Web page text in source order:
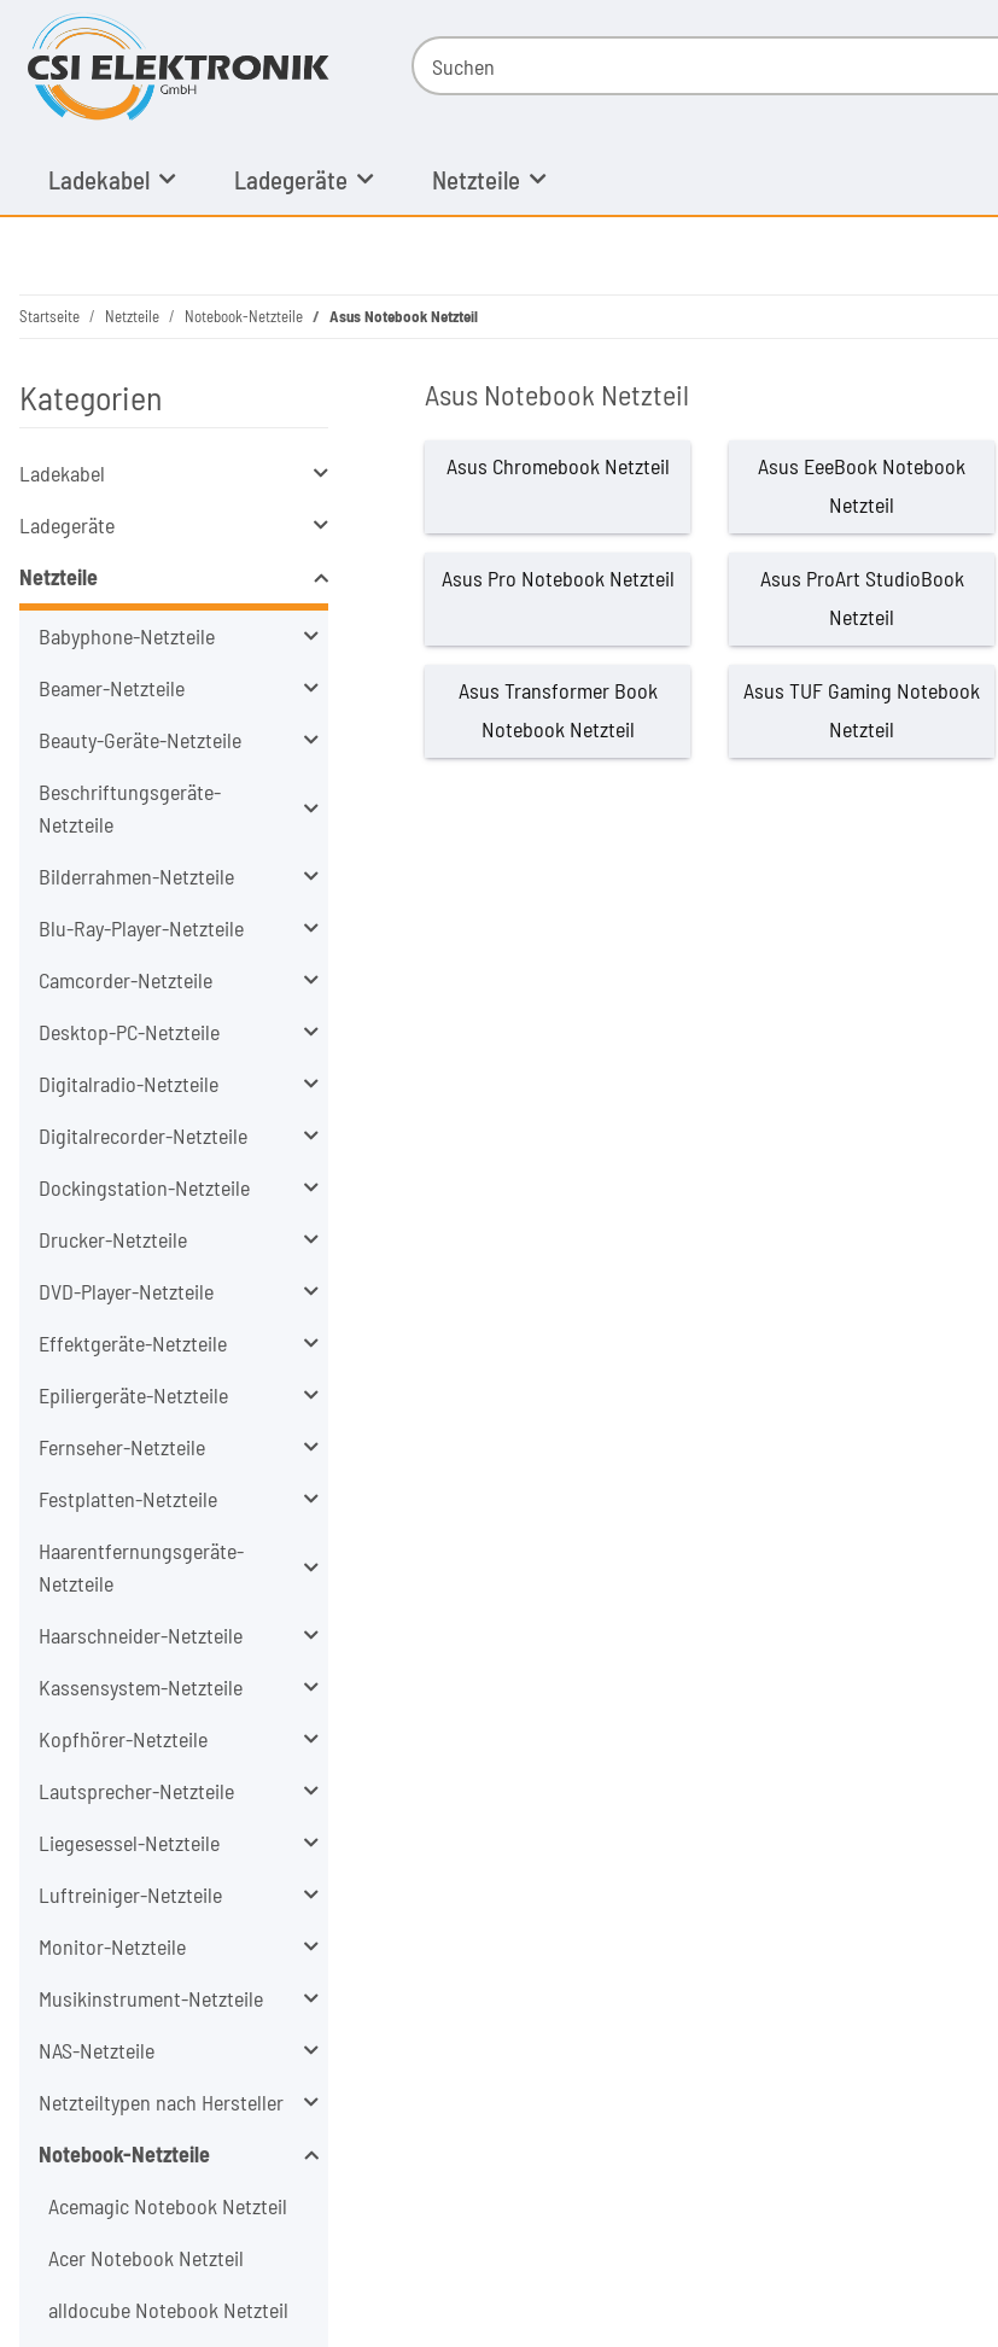
Ladekabel Ladegeräte Netzteile
Startseite Netzteile Notebook-Netzteile Asus Notebook Netzteil
Asus Notebook Netzteil
Asus Chromebook Netzteil
Asus EeeBook Notebook
Netzteil
Asus Pro Notebook Netzteil
Asus ProArt StudioBook
Netzteil
Asus Transformer Book
Notebook Netzteil
Asus TUF Gaming Notebook
Netzteil
Kategorien
Ladekabel
Ladegeräte
Netzteile
Babyphone-Netzteile
Beamer-Netzteile
Beauty-Geräte-Netzteile
Beschriftungsgeräte-
Netzteile
Bilderrahmen-Netzteile
Blu-Ray-Player-Netzteile
Camcorder-Netzteile
Desktop-PC-Netzteile
Digitalradio-Netzteile
Digitalrecorder-Netzteile
Dockingstation-Netzteile
Drucker-Netzteile
DVD-Player-Netzteile
Effektgeräte-Netzteile
Epiliergeräte-Netzteile
Fernseher-Netzteile
Festplatten-Netzteile
Haarentfernungsgeräte-
Netzteile
Haarschneider-Netzteile
Kassensystem-Netzteile
Kopfhörer-Netzteile
Lautsprecher-Netzteile
Liegesessel-Netzteile
Luftreiniger-Netzteile
Monitor-Netzteile
Musikinstrument-Netzteile
NAS-Netzteile
Netzteiltypen nach Hersteller
Notebook-Netzteile
Acemagic Notebook Netzteil
Acer Notebook Netzteil
alldocube Notebook Netzteil